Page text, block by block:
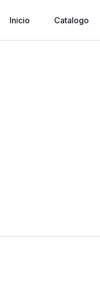
Inicio Catalogo